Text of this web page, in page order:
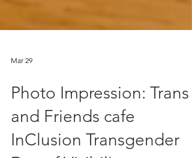
Photo Impression: Trans
and Friends cafe